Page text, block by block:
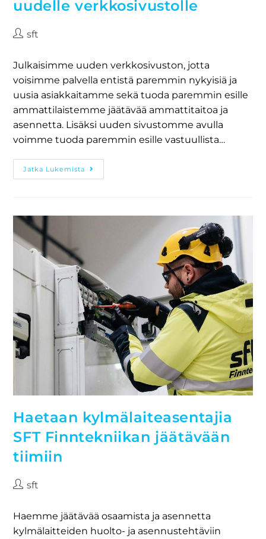
uudelle verkkosivustolle
sft
Julkaisimme uuden verkkosivuston, jotta
voisimme palvella entistä paremmin nykyisiä ja
uusia asiakkaitamme sekä tuoda paremmin esille
ammattilaistemme jäätävää ammattitaitoa ja
asennetta. Lisäksi uuden sivustomme avulla
voimme tuoda paremmin esille vastuullista…
Jatka Lukemista
Haetaan kylmälaiteasentajia
SFT Finntekniikan jäätävään
tiimiin
sft
Haemme jäätävää osaamista ja asennetta
kylmälaitteiden huolto- ja asennustehtäviin